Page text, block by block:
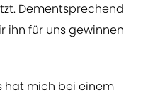
Dementsprechend
ihn für uns gewinnen
hat mich bei einem